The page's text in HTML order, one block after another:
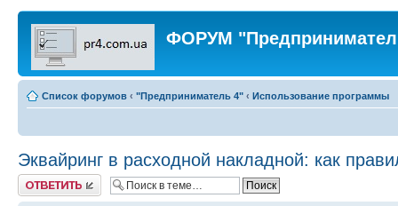
ФОРУМ
Список форумов ‹ "Предприниматель 4" ‹ Использование программы
Эквайринг в расходной накладной: как
Ответить